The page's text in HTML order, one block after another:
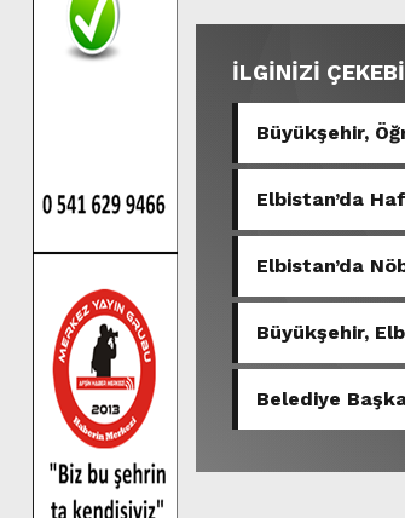
İLGİNİZİ
Büyükşehir,
Elbistan’da
Elbistan’da
Büyükşehir,
Belediye